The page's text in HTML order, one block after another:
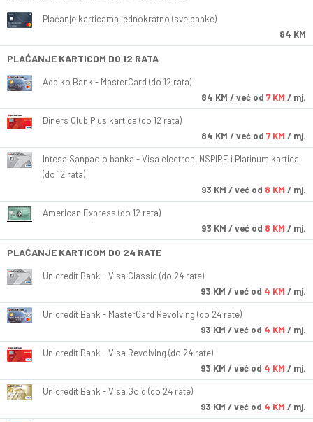
Plaćanje karticama jednokratno (sve banke)
84 KM
PLAĆANJE KARTICOM DO 12 RATA
Addiko Bank - MasterCard (do 12 rata)
84 KM / već od 7 KM / mj.
Diners Club Plus kartica (do 12 rata)
84 KM / već od 7 KM / mj.
Intesa Sanpaolo banka - Visa electron INSPIRE i Platinum kartica
(do 12 rata)
93 KM / već od 8 KM / mj.
American Express (do 12 rata)
93 KM / već od 8 KM / mj.
PLAĆANJE KARTICOM DO 24 RATE
Unicredit Bank - Visa Classic (do 24 rate)
93 KM / već od 4 KM / mj.
Unicredit Bank - MasterCard Revolving (do 24 rate)
93 KM / već od 4 KM / mj.
Unicredit Bank - Visa Revolving (do 24 rate)
93 KM / već od 4 KM / mj.
Unicredit Bank - Visa Gold (do 24 rate)
93 KM / već od 4 KM / mj.